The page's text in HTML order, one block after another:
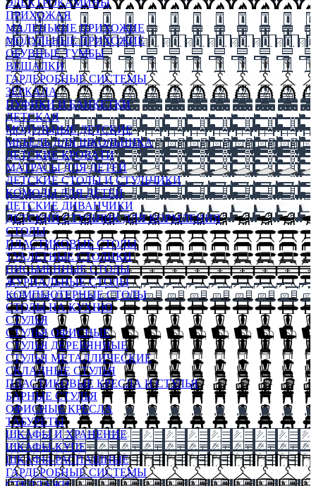
ЭЛЕКТРОКАМИНЫ
ПРИХОЖАЯ
МАЛЕНЬКИЕ ПРИХОЖИЕ
МОДУЛЬНЫЕ ПРИХОЖИЕ
ОБУВНЫЕ ТУМБЫ
ВЕШАЛКИ
ГАРДЕРОБНЫЕ СИСТЕМЫ
ЗЕРКАЛА
ПУФИКИ И БАНКЕТКИ
ДЕТСКАЯ
МОДУЛЬНЫЕ ДЕТСКИЕ
МЕБЕЛЬ ДЛЯ ШКОЛЬНИКА
ДЕТСКИЕ КРОВАТИ
МАТРАСЫ ДЛЯ ДЕТЕЙ
ДЕТСКИЕ СТОЛЫ И СТУЛЬЧИКИ
КОМОДЫ ДЛЯ ДЕТЕЙ
ДЕТСКИЕ ДИВАНЧИКИ
ДЕТСКИЙ СТУЛЬЧИК ДЛЯ КОРМЛЕНИЯ
СТОЛЫ
ПЛАСТИКОВЫЕ СТОЛЫ
ТУАЛЕТНЫЕ СТОЛИКИ
ПИСЬМЕННЫЕ СТОЛЫ
ЖУРНАЛЬНЫЕ СТОЛЫ
КОМПЬЮТЕРНЫЕ СТОЛЫ
СТОЛЫ НА КУХНЮ
СТУЛЬЯ
СТУЛЬЯ ОФИСНЫЕ
СТУЛЬЯ ДЕРЕВЯННЫЕ
СТУЛЬЯ МЕТАЛЛИЧЕСКИЕ
СКЛАДНЫЕ СТУЛЬЯ
ПЛАСТИКОВЫЕ КРЕСЛА И СТУЛЬЯ
БАРНЫЕ СТУЛЬЯ
ОФИСНЫЕ КРЕСЛА
ТАБУРЕТЫ
ШКАФЫ И ХРАНЕНИЕ
ШКАФЫ-КУПЕ
ШКАФЫ-РАСПАШНЫЕ
ГАРДЕРОБНЫЕ СИСТЕМЫ